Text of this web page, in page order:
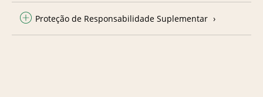
Proteção de Responsabilidade Suplementar